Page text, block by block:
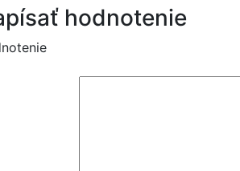
hodnotenie